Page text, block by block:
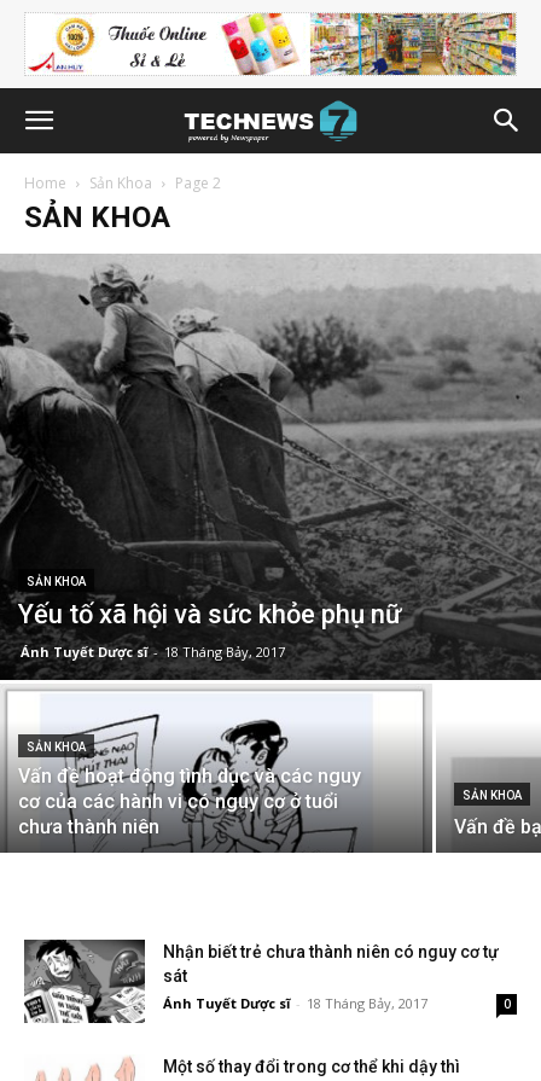
Home Sản Khoa Page 2
SẢN KHOA
SẢN KHOA
Yếu tố xã hội và sức khỏe phụ nữ
Ánh Tuyết Dược sĩ - 18 Tháng Bảy, 2017
SẢN KHOA
Vấn đề hoạt động tình dục và các nguy
cơ của các hành vi có nguy cơ ở tuổi
chưa thành niên
SẢN KHOA
Vấn đề
Nhận biết trẻ chưa thành niên có nguy cơ tự
sát
Ánh Tuyết Dược sĩ - 18 Tháng Bảy, 2017 0
Một số thay đổi trong cơ thể khi dậy thì